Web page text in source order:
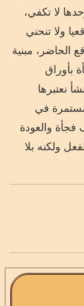
لا تكفي،
ولا تنحني
الحاضر، مبنية
بأوراق
نعتبرها
في
فجأة والعودة
ولكنه بلا